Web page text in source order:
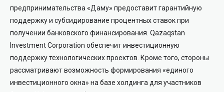
предпринимательства «Даму» предоставит гарантийную
поддержку и субсидирование процентных ставок при
получении банковского финансирования. Qazaqstan
Investment Corporation обеспечит инвестиционную
поддержку технологических проектов. Кроме того, стороны
рассматривают возможность формирования «единого
инвестиционного окна» на базе холдинга для участников